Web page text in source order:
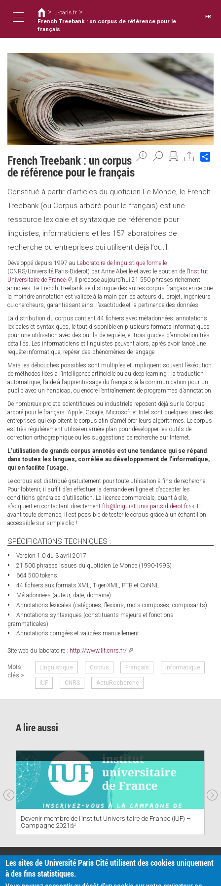
contenu
Toggle
navigation
Vous
êtes
ici
> u-paris.fr >
French Treebank : un corpus de référence pour le
français
FR
French Treebank : un corpus
de référence pour le français
Constitué à partir d’articles du quotidien Le Monde, le French
Treebank (ou Corpus arboré pour le français) est une
ressource lexicale et syntaxique de référence pour
linguistes, informaticiens et les 157 laboratoires de
recherche ou entreprises qui utilisent déjà l’outil.
Développé depuis 1997 au Laboratoire de linguistique formelle
(CNRS/Université Paris-Diderot) par Anne Abeillé et avec le soutien de l’ Institut
Universitaire de France(link
is
external)
, il propose aujourd’hui 21 550 phrases richement
annotées. Le French Treebank se distingue des autres corpus français en ce que
la moindre annotation est validée à la main par les acteurs du projet, ingénieurs
ou chercheurs, garantissant ainsi l’exactitude et la pertinence des données.
La distribution du corpus contient 44 fichiers avec métadonnées, annotations
lexicales et syntaxiques, le tout disponible en plusieurs formats informatiques
pour une utilisation avec des outils de requête, et trois guides d’annotation très
détaillés. Les informaticiens et linguistes peuvent alors, après avoir lancé une
requête informatique, repérer des phénomènes de langage.
Mais les débouchés possibles sont multiples et impliquent souvent l’exécution
de méthodes liées à l’intelligence artificielle ou au deep learning : la traduction
automatique, l’aide à l’apprentissage du français, à la communication pour un
public avec un handicap, ou encore l’entraînement de programmes d’annotation.
De nombreux projets scientifiques ou industriels reposent déjà sur le Corpus
arboré pour le français. Apple, Google, Microsoft et Intel sont quelques-unes des
entreprises qui exploitent le corpus afin d’améliorer leurs algorithmes. Le corpus
est très régulièrement utilisé en arrière-plan pour développer les outils de
correction orthographique ou les suggestions de recherche sur Internet.
L’utilisation de grands corpus annotés est une tendance qui se répand
dans toutes les langues, corrélée au développement de l’informatique,
qui en facilite l’usage.
Le corpus est distribué gratuitement pour toute utilisation à fins de recherche.
Pour l’obtenir, il suffit d’en effectuer la demande en ligne et d’accepter les
conditions générales d’utilisation. La licence commerciale, quant à elle,
s’acquiert en contactant directement ftb@linguist.univ-paris-diderot.fr(link
sends
. Et
avant toute demande, il est possible de tester le corpus grâce à un échantillon
accessible sur simple clic !
SPÉCIFICATIONS TECHNIQUES :
Version 1.0 du 3 avril 2017
21 500 phrases issues du quotidien Le Monde (1990-1993)
664 500 tokens
44 fichiers aux formats XML, Tiger-XML, PTB et CoNNL
Métadonnées (auteur, date, domaine)
Annotations lexicales (catégories, flexions, mots composés, composants)
Annotations syntaxiques (constituants majeurs et fonctions
grammaticales)
Annotations corrigées et validées manuellement
Site web du laboratoire : http://www.llf.cnrs.fr/(link
external)
Mots
clés >
Linguistique Corpus Français Informatique
IUF CNRS ActuRecherche
A lire aussi
Devenir membre de l’Institut Universitaire de France (IUF) –
Campagne 2021 (link
PRATIQUE
Plan d'accès
Intranet
Mentions légales
Les sites de Université Paris Cité utilisent des cookies uniquement
à des fins statistiques.